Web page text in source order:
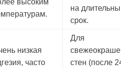
высоким
на
срок.
низкая
часто
Для
стен (после